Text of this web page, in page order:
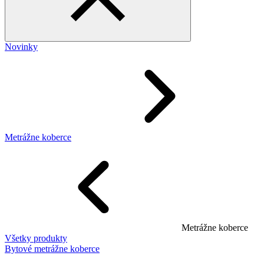
Novinky
Metrážne koberce
Metrážne koberce
Všetky produkty
Bytové metrážne koberce